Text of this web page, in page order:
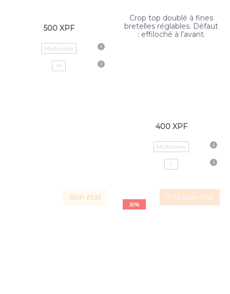
500 XPF
Multicolore
M
Crop top doublé à fines
bretelles réglables. Défaut
: effiloché à l’avant.
400 XPF
Multicolore
L
Bon état Très bon état
30%